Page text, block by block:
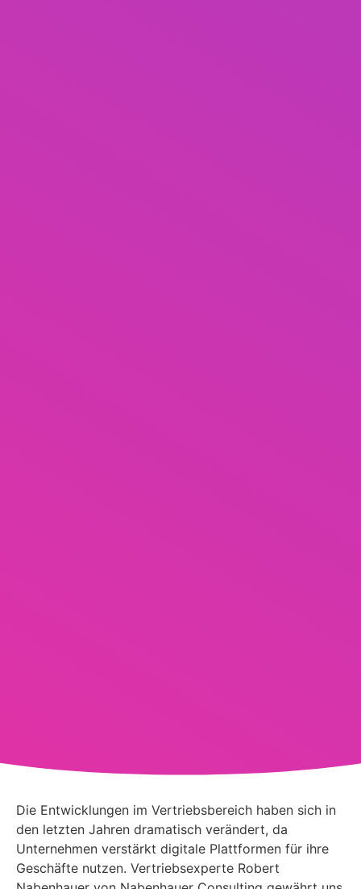
Die Entwicklungen im Vertriebsbereich haben sich in
den letzten Jahren dramatisch verändert, da
Unternehmen verstärkt digitale Plattformen für ihre
Geschäfte nutzen. Vertriebsexperte Robert